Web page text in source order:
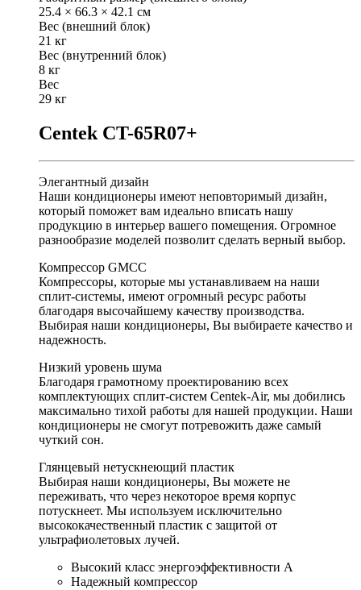
25.4 × 66.3 × 42.1 см
Вес (внешний блок)
21 кг
Вес (внутренний блок)
8 кг
Вес
29 кг
Centek CT-65R07+
Элегантный дизайн
Наши кондиционеры имеют неповторимый дизайн,
который поможет вам идеально вписать нашу
продукцию в интерьер вашего помещения. Огромное
разнообразие моделей позволит сделать верный выбор.
Компрессор GMCC
Компрессоры, которые мы устанавливаем на наши
сплит-системы, имеют огромный ресурс работы
благодаря высочайшему качеству производства.
Выбирая наши кондиционеры, Вы выбираете качество и
надежность.
Низкий уровень шума
Благодаря грамотному проектированию всех
комплектующих сплит-систем Centek-Air, мы добились
максимально тихой работы для нашей продукции. Наши
кондиционеры не смогут потревожить даже самый
чуткий сон.
Глянцевый нетускнеющий пластик
Выбирая наши кондиционеры, Вы можете не
переживать, что через некоторое время корпус
потускнеет. Мы используем исключительно
высококачественный пластик с защитой от
ультрафиолетовых лучей.
Высокий класс энергоэффективности А
Надежный компрессор